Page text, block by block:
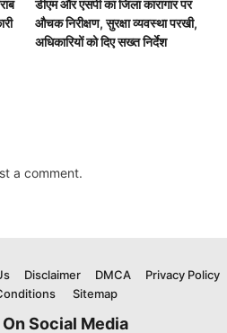
डीएम और एसपी का जिला कारागार पर
औचक निरीक्षण, सुरक्षा व्यवस्था परखी,
अधिकारियों को दिए सख्त निर्देश
a comment.
Disclaimer DMCA
Privacy Policy
Sitemap
Social Media